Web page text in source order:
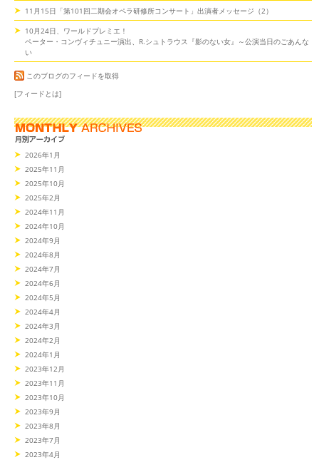
11月15日「第101回二期会オペラ研修所コンサート」出演者メッセージ（2）
10月24日、ワールドプレミエ！
ペーター・コンヴィチュニー演出、R.シュトラウス『影のない女』～公演当日のごあんな
い
このブログのフィードを取得
[フィードとは]
2026年1月
2025年11月
2025年10月
2025年2月
2024年11月
2024年10月
2024年9月
2024年8月
2024年7月
2024年6月
2024年5月
2024年4月
2024年3月
2024年2月
2024年1月
2023年12月
2023年11月
2023年10月
2023年9月
2023年8月
2023年7月
2023年4月